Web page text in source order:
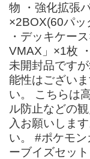
物 ・強化拡張
×2BOX(60パッ
・デッキケー
VMAX」×1枚
未開封品です
能性はござい
い。 こちらは
ル防止などの
入お願いしま
い。 #ポケモ
ーブイズセッ